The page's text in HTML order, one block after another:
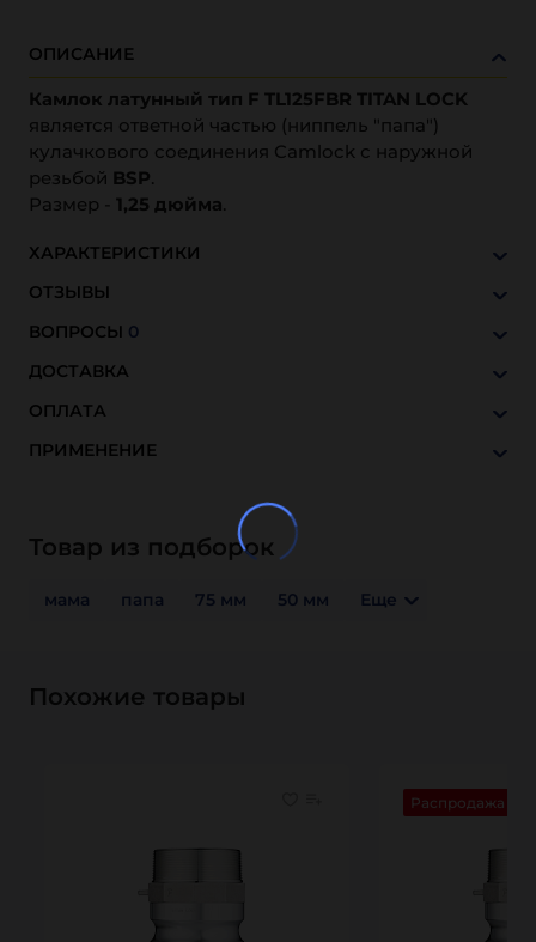
ОПИСАНИЕ
Камлок латунный тип F TL125FBR TITAN LOCK
является ответной частью (ниппель "папа")
кулачкового соединения Camlock с наружной
резьбой BSP.
Размер - 1,25 дюйма.
ХАРАКТЕРИСТИКИ
ОТЗЫВЫ
ВОПРОСЫ 0
ДОСТАВКА
ОПЛАТА
ПРИМЕНЕНИЕ
Товар из подборок
мама папа 75 мм 50 мм Еще
Похожие товары
Распродажа